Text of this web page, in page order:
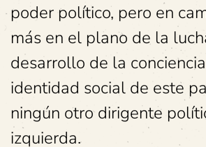
poder político, pero en
más en el plano de la
desarrollo de la
identidad social de este
ningún otro dirigente
izquierda.